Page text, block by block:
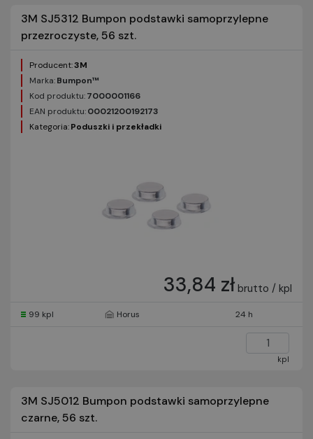
3M SJ5312 Bumpon podstawki samoprzylepne
przezroczyste, 56 szt.
Producent:3M
Marka:Bumpon™
Kod produktu:7000001166
EAN produktu:00021200192173
Kategoria:Poduszki i przekładki
33,84 zł brutto / kpl
99 kpl Horus 24 h
kpl
3M SJ5012 Bumpon podstawki samoprzylepne
czarne, 56 szt.